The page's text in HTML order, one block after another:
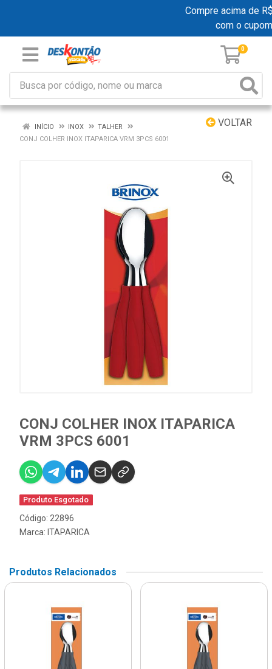
Compre acima de
com o
0
VOLTAR
INÍCIO INOX
TALHER
CONJ COLHER INOX ITAPARICA VRM 3PCS 6001
CONJ COLHER INOX ITAPARICA
VRM 3PCS 6001
Produto Esgotado
Código: 22896
Marca: ITAPARICA
Produtos Relacionados